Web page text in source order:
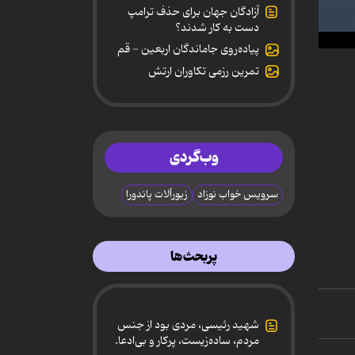
0
آزادگان جهان برای حذف ترامپ
دست به کار شدند؟
پیاده‌روی جاماندگان اربعین - قم
تمرین رزمی تکاوران ارتش
وب‌گردی
سرویس خواب نوزاد زیورآلات پاندورا
پربحث‌ها
شهید رئیسی، مردی بود از جنس
مردم، ساده‌زیست، پرکار و بی‌ادعا.